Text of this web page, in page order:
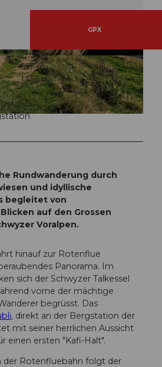
|CC-BY
© Einsiedeln-Ybrig-Zürichsee AG
GPX
11,85 km
557 m
1.656 m
Rundwanderung durch
und idyllische
begleitet von
auf den Grossen
Voralpen.
hinauf zur Rotenflue
Panorama. Im
sich der Schwyzer Talkessel
vorne der mächtige
begrüsst. Das
, direkt an der Bergstation der
mit seiner herrlichen Aussicht
einen ersten "Kafi-Halt".
der Rotenfluebahn folgt der